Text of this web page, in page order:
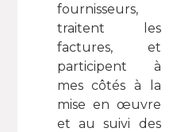
fournisseurs,
traitent les
factures, et
participent à
mes côtés à la
mise en œuvre
et au suivi des